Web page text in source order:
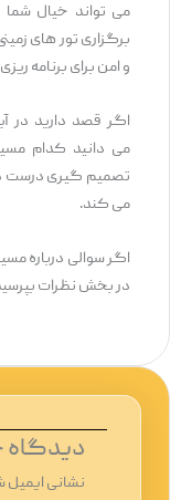
می ‌تواند خیال شما
برگزاری تور های
و امن برای برنامه
اگر قصد دارید در
می ‌دانید کدام
تصمیم ‌گیری درست در
می‌ کند.
اگر سوالی درباره
در بخش نظرات
دیدگاه‌
نشانی ایمیل